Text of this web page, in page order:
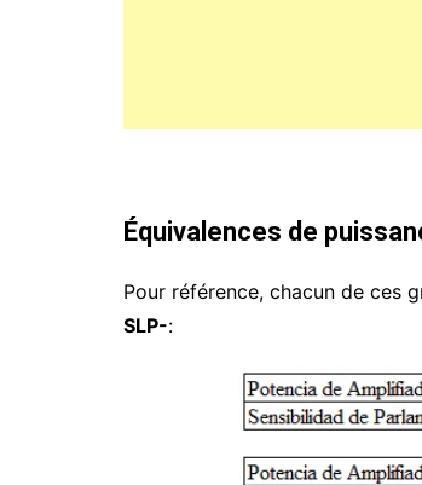
Équivalences de
Pour référence, chacun de ces
SLP-: